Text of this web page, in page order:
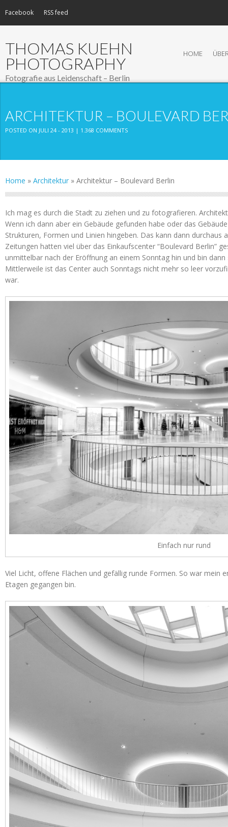
Facebook RSS feed
THOMAS KUEHN
PHOTOGRAPHY
Fotografie aus Leidenschaft – Berlin
HOME
ARCHITEKTUR – BOULEVARD
POSTED ON JULI 24 - 2013 | 1.368 COMMENTS
Home » Architektur » Architektur – Boulevard Berlin
Ich mag es durch die Stadt zu ziehen und zu fotografieren.
Wenn ich dann aber ein Gebäude gefunden habe oder das
Strukturen, Formen und Linien hingeben. Das kann dann durchaus
Zeitungen hatten viel über das Einkaufscenter “Boulevard Berlin”
unmittelbar nach der Eröffnung an einem Sonntag hin und bin
Mittlerweile ist das Center auch Sonntags nicht mehr so leer
war.
Einfach nur rund
Viel Licht, offene Flächen und gefällig runde Formen. So war mein
Etagen gegangen bin.